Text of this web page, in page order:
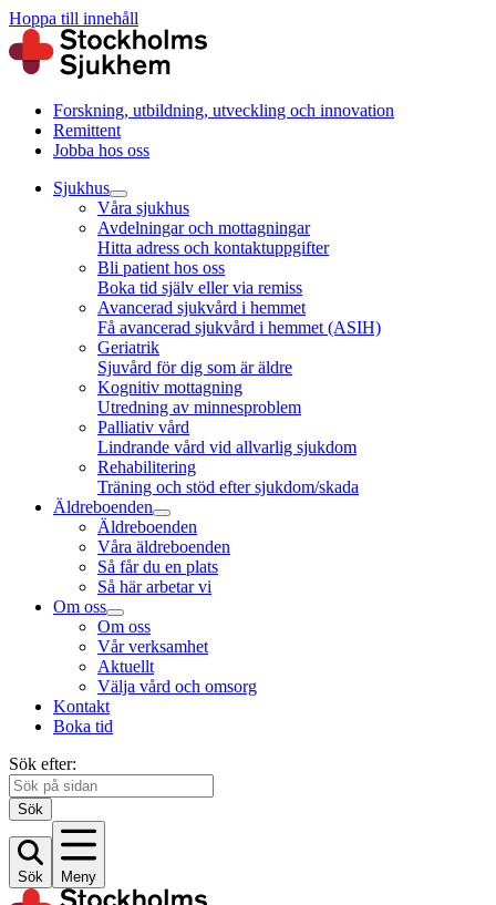
Hoppa till innehåll
Forskning, utbildning, utveckling och innovation
Remittent
Jobba hos oss
Sjukhus
Våra sjukhus
Avdelningar och mottagningar
Hitta adress och kontaktuppgifter
Bli patient hos oss
Boka tid själv eller via remiss
Avancerad sjukvård i hemmet
Få avancerad sjukvård i hemmet (ASIH)
Geriatrik
Sjuvård för dig som är äldre
Kognitiv mottagning
Utredning av minnesproblem
Palliativ vård
Lindrande vård vid allvarlig sjukdom
Rehabilitering
Träning och stöd efter sjukdom/skada
Äldreboenden
Äldreboenden
Våra äldreboenden
Så får du en plats
Så här arbetar vi
Om oss
Om oss
Vår verksamhet
Aktuellt
Välja vård och omsorg
Kontakt
Boka tid
Sök efter:
Sök
Sök Meny